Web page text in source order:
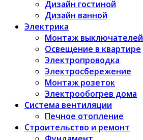
Дизайн гостиной
Дизайн ванной
Электрика
Монтаж выключателей
Освещение в квартире
Электропроводка
Электросбережение
Монтаж розеток
Электрообогрев дома
Система вентиляции
Печное отопление
Строительство и ремонт